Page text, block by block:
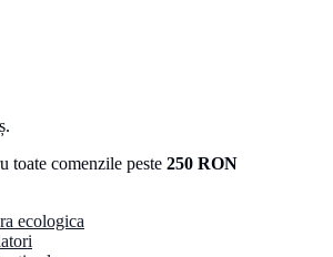
toate comenzile peste 250 RON
ecologica